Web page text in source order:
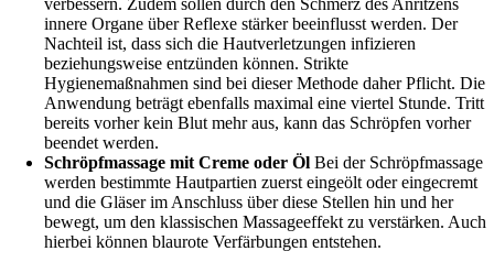
verbessern. Zudem sollen durch den Schmerz des Anritzens
innere Organe über Reflexe stärker beeinflusst werden. Der
Nachteil ist, dass sich die Hautverletzungen infizieren
beziehungsweise entzünden können. Strikte
Hygienemaßnahmen sind bei dieser Methode daher Pflicht. Die
Anwendung beträgt ebenfalls maximal eine viertel Stunde. Tritt
bereits vorher kein Blut mehr aus, kann das Schröpfen vorher
beendet werden.
Schröpfmassage mit Creme oder Öl Bei der Schröpfmassage
werden bestimmte Hautpartien zuerst eingeölt oder eingecremt
und die Gläser im Anschluss über diese Stellen hin und her
bewegt, um den klassischen Massageeffekt zu verstärken. Auch
hierbei können blaurote Verfärbungen entstehen.